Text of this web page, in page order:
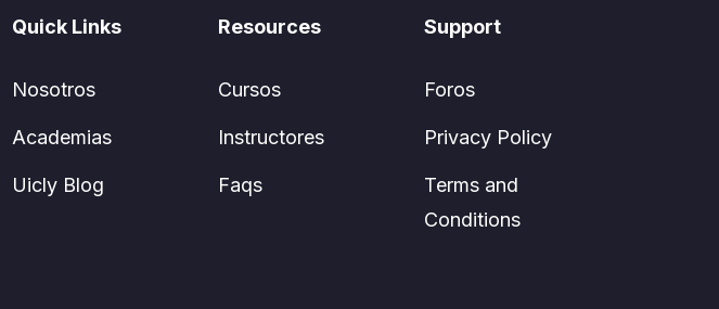
Quick Links
Nosotros
Academias
Uicly Blog
Resources
Cursos
Instructores
Faqs
Support
Foros
Privacy Policy
Terms and
Conditions